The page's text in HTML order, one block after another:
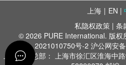
上海 | EN |
私隐权政策 | 条
© 2026 PURE International. 版权
2021010750号-2 沪公网安
上海办公总部： 上海市徐汇区淮海中